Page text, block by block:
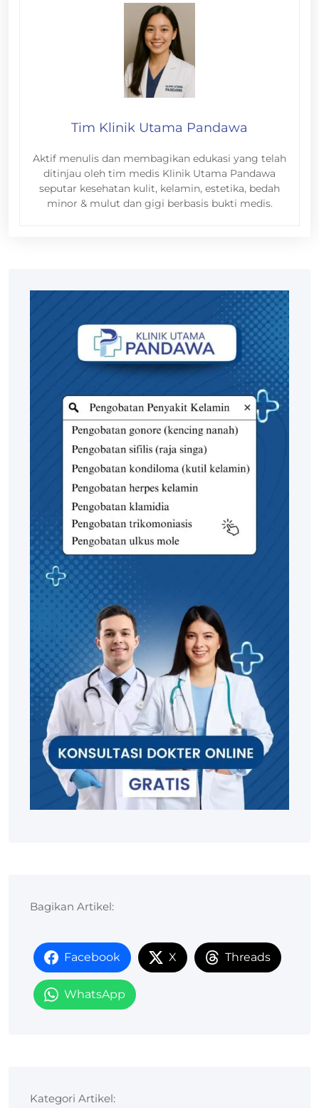
Tim Klinik Utama Pandawa
Aktif menulis dan membagikan edukasi yang telah
ditinjau oleh tim medis Klinik Utama Pandawa
seputar kesehatan kulit, kelamin, estetika, bedah
minor & mulut dan gigi berbasis bukti medis.
Bagikan Artikel:
Facebook X Threads
WhatsApp
Kategori Artikel: